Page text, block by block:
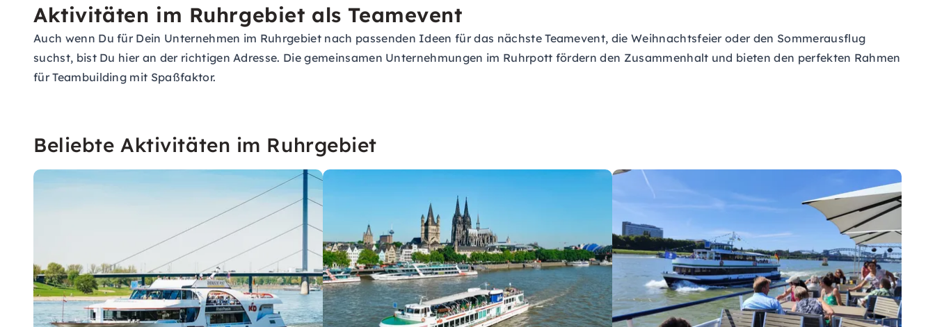
Aktivitäten im Ruhrgebiet als Teamevent
Auch wenn Du für Dein Unternehmen im Ruhrgebiet nach passenden Ideen für das nächste Teamevent, die Weihnachtsfeier oder den Sommerausflug
suchst, bist Du hier an der richtigen Adresse. Die gemeinsamen Unternehmungen im Ruhrpott fördern den Zusammenhalt und bieten den perfekten Rahmen
für Teambuilding mit Spaßfaktor.
Beliebte Aktivitäten im Ruhrgebiet